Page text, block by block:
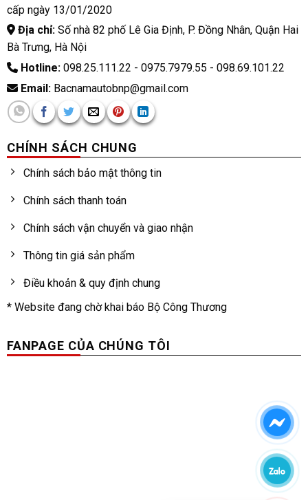
cấp ngày 13/01/2020
Địa chỉ:Số nhà 82 phố Lê Gia Định, P. Đồng Nhân, Quận Hai
Bà Trưng, Hà Nội
Hotline:098.25.111.22 - 0975.7979.55 - 098.69.101.22
Email:Bacnamautobnp@gmail.com
CHÍNH SÁCH CHUNG
Chính sách bảo mật thông tin
Chính sách thanh toán
Chính sách vận chuyển và giao nhận
Thông tin giá sản phẩm
Điều khoản & quy định chung
* Website đang chờ khai báo Bộ Công Thương
FANPAGE CỦA CHÚNG TÔI